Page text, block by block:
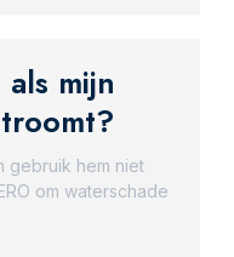
mijn
gebruik hem niet
om waterschade